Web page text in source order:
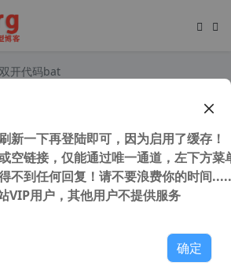
开代码bat
独家 企业带宽救星！ 微信v4.1.1.19 x
改官方文件
新一下再登陆即可，因为启用了缓存！
空链接，仅能通过唯一通道，左下方菜
不到任何回复！请不要浪费你的时间
VIP用户，其他用户不提供服务
确定